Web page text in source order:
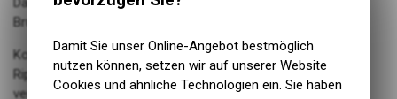
Brusttasche passt fast immer
Komfort und Formbeständigkeit
Rippstrick-Einfassungen am Hals und getapte Schulternähte
verleihen Komfort und Formbeständigkeit
Damit Sie unser Online-Angebot bestmöglich
nutzen können, setzen wir auf unserer Website
Cookies und ähnliche Technologien ein. Sie haben